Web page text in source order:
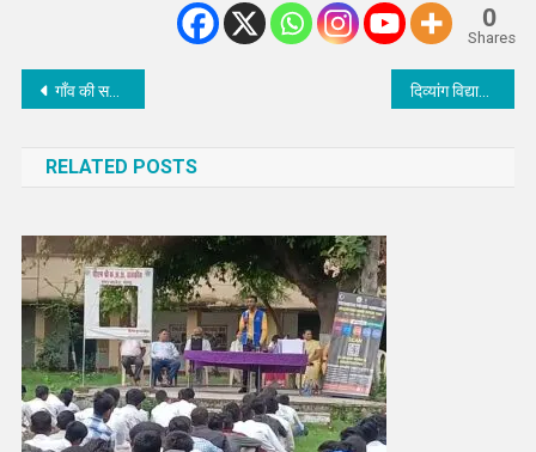
0
Shares
Post
गाँव की समस्याओं का CDO Ankita jain ने किया गाँव में निदान दिव्यांग विद्यार्थियों ने किया प्रतिभा का दमदार प्रदर्शन
RELATED POSTS